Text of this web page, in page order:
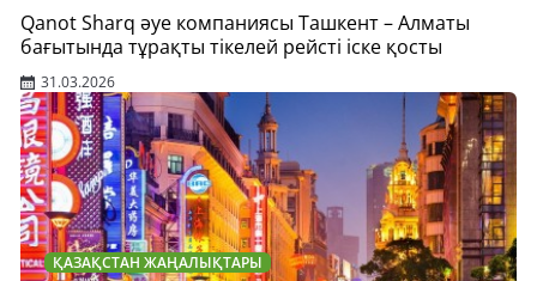
Qanot Sharq әуе компаниясы Ташкент – Алматы
бағытында тұрақты тікелей рейсті іске қосты
31.03.2026
ҚАЗАҚСТАН ЖАҢАЛЫҚТАРЫ